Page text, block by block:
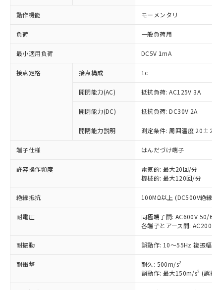
動作機能 モーメンタリ
負荷 一般負荷用
最小適用負荷 DC5V 1mA
接点定格 接点構成 1c
開閉能力(AC) 抵抗負荷: AC125V 3A
開閉能力(DC) 抵抗負荷: DC30V 2A
開閉能力説明 測定条件: 周囲温度 20±2℃
端子仕様 はんだづけ端子
許容操作頻度
電気的: 最大20回/分
機械的: 最大120回/分
絶縁抵抗 100MΩ以上 (DC500V絶縁抵
耐電圧
同極端子間: AC600V 50/
各端子とアース間:
耐振動 誤動作: 10～55Hz 複振幅
耐衝撃 耐久: 500m/s2
誤動作: 最大150m/s2 (誤動
※1 対応状況
対応済み：EU RoHS指令（10物質）の
非含有に対応した製品が提供可能な商品で
対応予定：EU RoHS指令（10物質）の非含
有に対応した製品に切り替える予定のある
対応予定なし：EU RoHS指令（10物質）の